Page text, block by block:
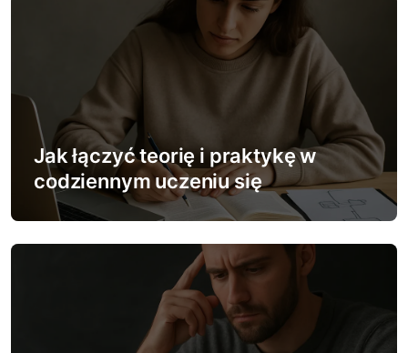
i
s
Jak łączyć teorię i praktykę w
codziennym uczeniu się